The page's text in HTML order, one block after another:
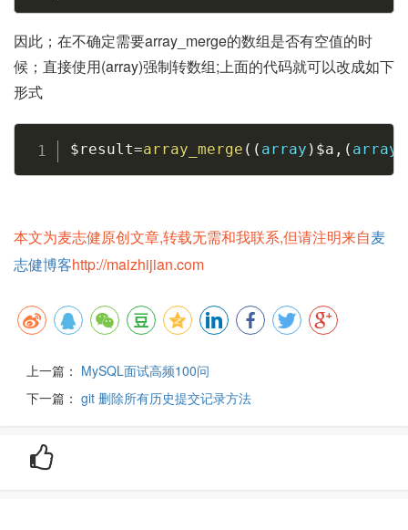
因此；在不确定需要array_merge的数组是否有空值的时
候；直接使用(array)强制转数组;上面的代码就可以改成如下
形式
$result=array_merge ( ( array ) $a , ( array
本文为麦志健原创文章,转载无需和我联系,但请注明来自麦
志健博客http://maizhijian.com
上一篇： MySQL面试高频100问
下一篇： git 删除所有历史提交记录方法